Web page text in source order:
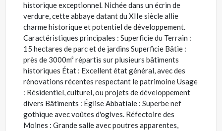
historique exceptionnel. Nichée dans un écrin de
verdure, cette abbaye datant du XIIe siècle allie
charme historique et potentiel de développement.
Caractéristiques principales : Superficie du Terrain :
15 hectares de parc et de jardins Superficie Bâtie :
près de 3000m² répartis sur plusieurs bâtiments
historiques État : Excellent état général, avec des
rénovations récentes respectant le patrimoine Usage
: Résidentiel, culturel, ou projets de développement
divers Bâtiments : Église Abbatiale : Superbe nef
gothique avec voûtes d'ogives. Réfectoire des
Moines : Grande salle avec poutres apparentes,